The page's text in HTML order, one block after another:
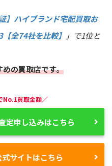
】ハイブランド宅配買取お
全74社を比較】 」で1位と
の買取店です。
No.1買取金額／
定申し込みはこちら
サイトはこちら